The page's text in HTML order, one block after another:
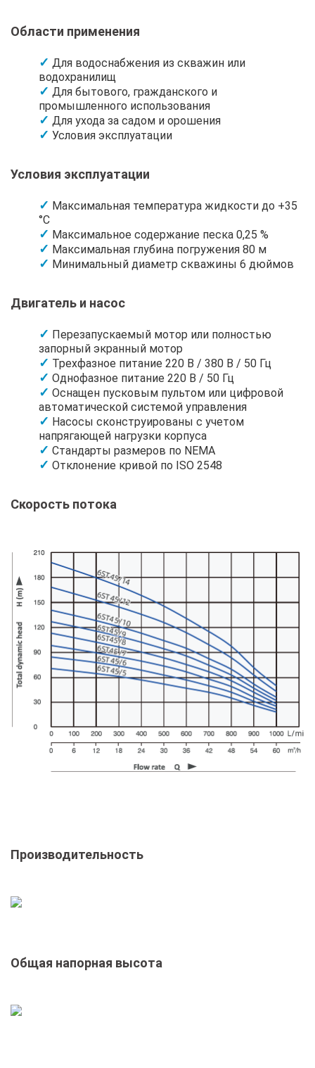
Области применения
Для водоснабжения из скважин или
водохранилищ
Для бытового, гражданского и
промышленного использования
Для ухода за садом и орошения
Условия эксплуатации
Условия эксплуатации
Максимальная температура жидкости до +35
°C
Максимальное содержание песка 0,25 %
Максимальная глубина погружения 80 м
Минимальный диаметр скважины 6 дюймов
Двигатель и насос
Перезапускаемый мотор или полностью
запорный экранный мотор
Трехфазное питание 220 В / 380 В / 50 Гц
Однофазное питание 220 В / 50 Гц
Оснащен пусковым пультом или цифровой
автоматической системой управления
Насосы сконструированы с учетом
напрягающей нагрузки корпуса
Стандарты размеров по NEMA
Отклонение кривой по ISO 2548
Скорость потока
Производительность
Общая напорная высота